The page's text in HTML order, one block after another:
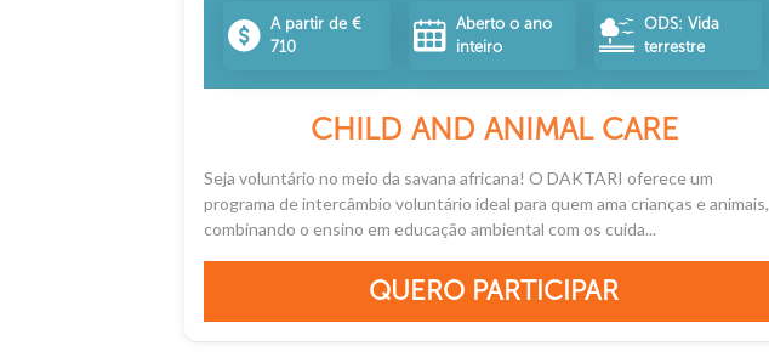
A partir de €
710
Aberto o ano
inteiro
ODS: Vida
terrestre
CHILD AND ANIMAL CARE
Seja voluntário no meio da savana africana! O DAKTARI oferece um
programa de intercâmbio voluntário ideal para quem ama crianças e animais,
combinando o ensino em educação ambiental com os cuida...
QUERO PARTICIPAR